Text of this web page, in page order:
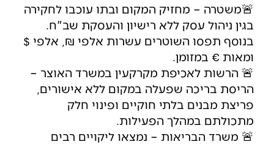
🚨משטרה – מחזיק המקום ובתו עוכבו לחקירה
בגין ניהול עסק ללא רישיון והעסקת שב"ח.
בנוסף תפסו השוטרים עשרות אלפי ₪, אלפי $
ומאות € במזומן.
🚨 הרשות לאכיפת מקרקעין במשרד האוצר –
הריסת בריכה שפעלה במקום ללא אישורים,
פריצת מבנים בלתי חוקיים ופינוי חלק
מתכולתם במהלך הפעילות.
🚨 משרד הבריאות – נמצאו ליקויים רבים